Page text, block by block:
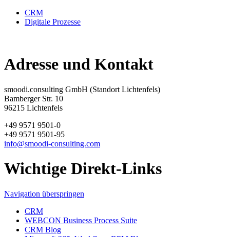
CRM
Digitale Prozesse
Adresse und Kontakt
smoodi.consulting GmbH (Standort Lichtenfels)
Bamberger Str. 10
96215 Lichtenfels
+49 9571 9501-0
+49 9571 9501-95
info@smoodi-consulting.com
Wichtige Direkt-Links
Navigation überspringen
CRM
WEBCON Business Process Suite
CRM Blog